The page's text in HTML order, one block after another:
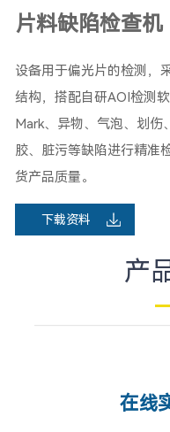
片料缺陷检查机
设备用于偏光片的检测，
结构，搭配自研AOI检测
Mark、异物、气泡、划伤
胶、脏污等缺陷进行精准
货产品质量。
下载资料
产
在线